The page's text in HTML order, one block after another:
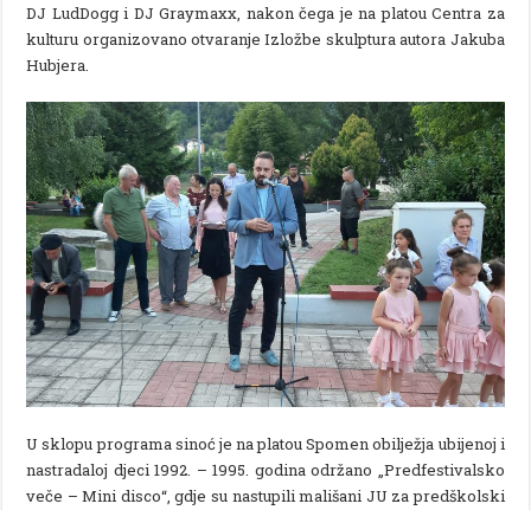
DJ LudDogg i DJ Graymaxx, nakon čega je na platou Centra za
kulturu organizovano otvaranje Izložbe skulptura autora Jakuba
Hubjera.
U sklopu programa sinoć je na platou Spomen obilježja ubijenoj i
nastradaloj djeci 1992. – 1995. godina održano „Predfestivalsko
veče – Mini disco“, gdje su nastupili mališani JU za predškolski